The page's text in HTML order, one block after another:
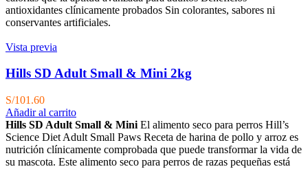
antioxidantes clínicamente probados Sin colorantes, sabores ni
conservantes artificiales.
Vista previa
Hills SD Adult Small & Mini 2kg
S/101.60
Añadir al carrito
Hills SD Adult Small & Mini El alimento seco para perros Hill’s
Science Diet Adult Small Paws Receta de harina de pollo y arroz es
nutrición clínicamente comprobada que puede transformar la vida de
su mascota. Este alimento seco para perros de razas pequeñas está